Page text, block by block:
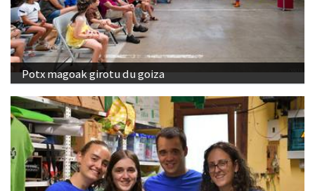
Potx magoak girotu du goiza